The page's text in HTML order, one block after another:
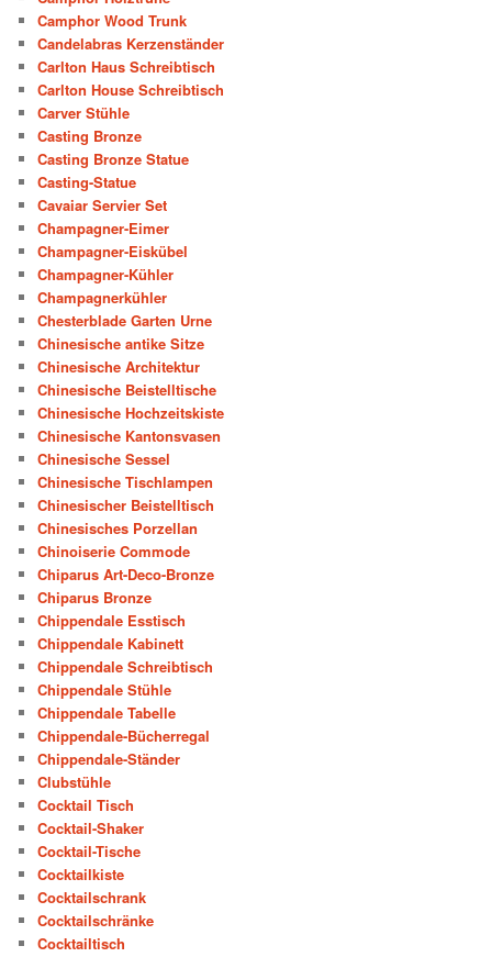
Camphor Wood Trunk
Candelabras Kerzenständer
Carlton Haus Schreibtisch
Carlton House Schreibtisch
Carver Stühle
Casting Bronze
Casting Bronze Statue
Casting-Statue
Cavaiar Servier Set
Champagner-Eimer
Champagner-Eiskübel
Champagner-Kühler
Champagnerkühler
Chesterblade Garten Urne
Chinesische antike Sitze
Chinesische Architektur
Chinesische Beistelltische
Chinesische Hochzeitskiste
Chinesische Kantonsvasen
Chinesische Sessel
Chinesische Tischlampen
Chinesischer Beistelltisch
Chinesisches Porzellan
Chinoiserie Commode
Chiparus Art-Deco-Bronze
Chiparus Bronze
Chippendale Esstisch
Chippendale Kabinett
Chippendale Schreibtisch
Chippendale Stühle
Chippendale Tabelle
Chippendale-Bücherregal
Chippendale-Ständer
Clubstühle
Cocktail Tisch
Cocktail-Shaker
Cocktail-Tische
Cocktailkiste
Cocktailschrank
Cocktailschränke
Cocktailtisch